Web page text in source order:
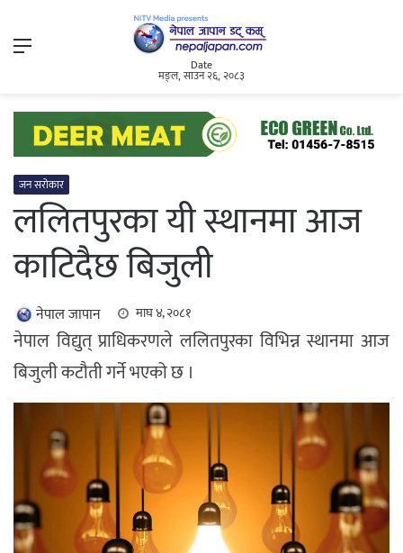
Menu
Date
मङ्ल, साउन २६, २०८३
जन सरोकार
ललितपुरका यी स्थानमा आज
काटिदैछ बिजुली
नेपाल जापान माघ ४, २०८१
नेपाल विद्युत् प्राधिकरणले ललितपुरका विभिन्न स्थानमा आज
बिजुली कटौती गर्ने भएको छ ।